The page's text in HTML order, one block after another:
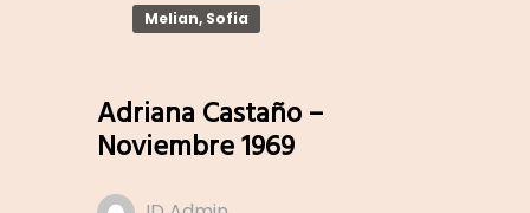
Melian, Sofia
Adriana Castaño –
Noviembre 1969